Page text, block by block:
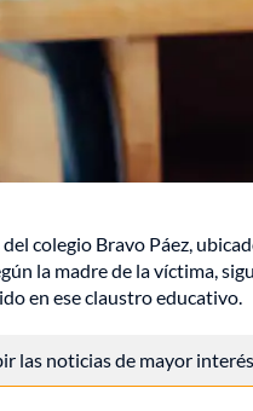
colegio Bravo Páez,
la madre de la víctima,
en ese claustro educativo.
las noticias de mayor interés